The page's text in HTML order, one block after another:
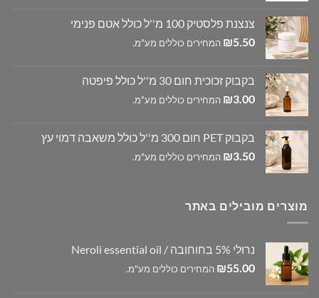
צנצנת פלסטיק 100 מ''ל כולל אטם פנימי
₪5.50 המחירים כוללים מע"מ.
בקבוק זכוכית חום 30 מ''ל כולל פיפטה
₪3.00 המחירים כוללים מע"מ.
בקבוק PET חום 300 מ''ל כולל משאבה דמוי עץ
₪3.50 המחירים כוללים מע"מ.
מוצרים מובילים באתר
נרולי 5% בחוחובה / Neroli essential oil
₪55.00 המחירים כוללים מע"מ.